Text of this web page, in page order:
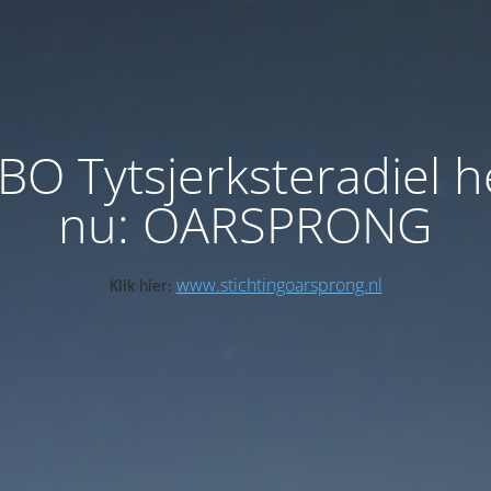
Tytsjerksteradiel
nu: OARSPRONG
Klik hier: www.stichtingoarsprong.nl